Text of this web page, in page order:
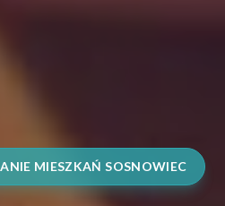
MIESZKAŃ SOSNOWIEC